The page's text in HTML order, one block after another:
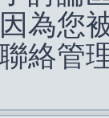
為您
絡管